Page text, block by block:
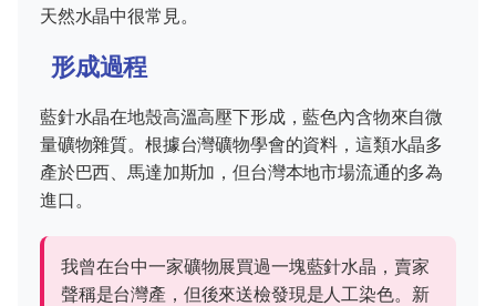
天然水晶中很常見。
形成過程
藍針水晶在地殼高溫高壓下形成，藍色內含物來自微
量礦物雜質。根據台灣礦物學會的資料，這類水晶多
產於巴西、馬達加斯加，但台灣本地市場流通的多為
進口。
我曾在台中一家礦物展買過一塊藍針水晶，賣家
聲稱是台灣產，但後來送檢發現是人工染色。新